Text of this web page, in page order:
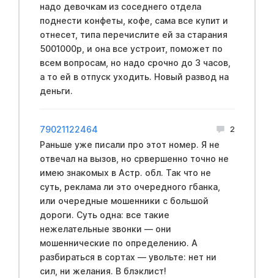
надо девочкам из соседнего отдела
поднести конфеты, кофе, сама все купит и
отнесет, типа перечислите ей за старания
5001000р, и она все устроит, поможет по
всем вопросам, но надо срочно до 3 часов,
а то ей в отпуск уходить. Новый развод на
деньги.
79021122464 2
Раньше уже писали про этот номер. Я не
отвечал на вызов, но срвершенно точно не
имею знакомых в Acтр. обл. Так что не
суть, реклама ли это очередного гбанка,
или очередные мошенники с большой
дороги. Суть одна: все такие
нежелательные звонки — они
мошеннические по определению. А
разбираться в сортах — увольте: нет ни
сил, ни желания. В блэклиcт!